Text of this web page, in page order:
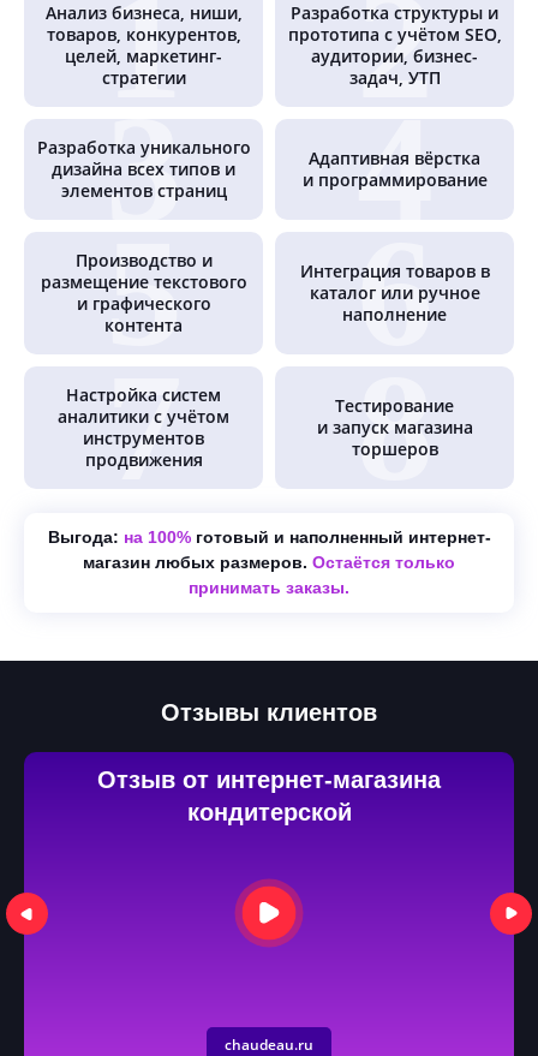
Анализ бизнеса, ниши,
товаров, конкурентов,
целей, маркетинг-
стратегии
Разработка структуры и
прототипа с учётом SEO,
аудитории, бизнес-
задач, УТП
Разработка уникального
дизайна всех типов и
элементов страниц
Адаптивная вёрстка
и программирование
Производство и
размещение текстового
и графического
контента
Интеграция товаров в
каталог или ручное
наполнение
Настройка систем
аналитики с учётом
инструментов
продвижения
Тестирование
и запуск магазина
торшеров
Выгода: на 100%готовый и наполненный интернет-
магазин любых размеров. Остаётся только
принимать заказы.
Отзывы клиентов
Отзыв от интернет-магазина
кондитерской
chaudeau.ru